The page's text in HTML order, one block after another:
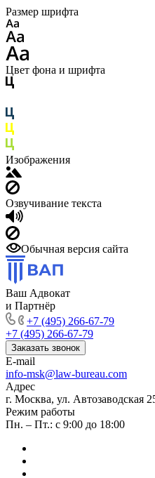
Размер шрифта
Цвет фона и шрифта
Изображения
Озвучивание текста
Обычная версия сайта
Ваш Адвокат
и Партнёр
+7 (495) 266-67-79
+7 (495) 266-67-79
Заказать звонок
E-mail
info-msk@law-bureau.com
Адрес
г. Москва, ул. Автозаводская
Режим работы
Пн. – Пт.: с 9:00 до 18:00